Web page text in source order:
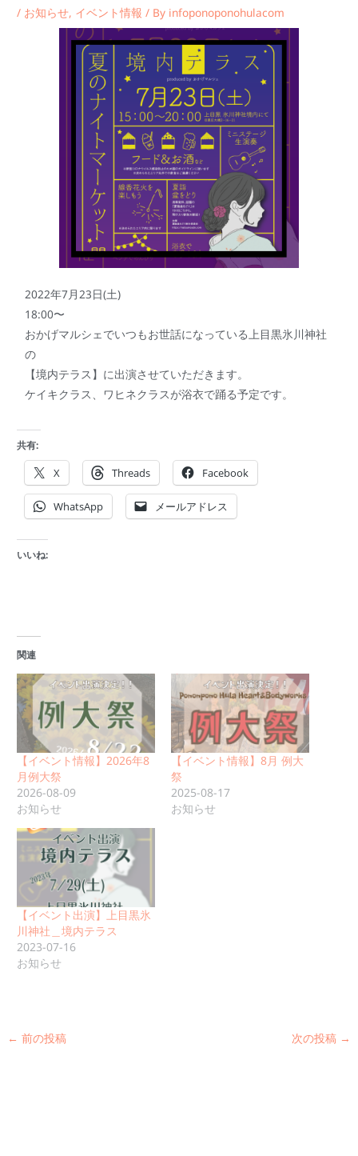
/ お知らせ, イベント情報 / By infoponoponohulacom
2022年7月23日(土)
18:00〜
おかげマルシェでいつもお世話になっている上目黒氷川神社
の
【境内テラス】に出演させていただきます。
ケイキクラス、ワヒネクラスが浴衣で踊る予定です。
共有:
X Threads Facebook
WhatsApp メールアドレス
いいね:
関連
【イベント情報】2026年8
月例大祭
2026-08-09
お知らせ
【イベント情報】8月 例大
祭
2025-08-17
お知らせ
【イベント出演】上目黒氷
川神社＿境内テラス
2023-07-16
お知らせ
← 前の投稿 次の投稿 →